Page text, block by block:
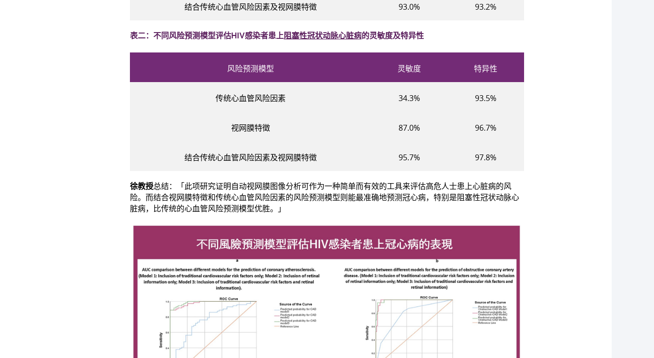
结合传统心血管风险因素及视网膜特徵 93.0% 93.2%
表二：不同风险预测模型评估HIV感染者患上阻塞性冠状动脉心脏病的灵敏度及特异性
风险预测模型 灵敏度 特异性
传统心血管风险因素 34.3% 93.5%
视网膜特徵 87.0% 96.7%
结合传统心血管风险因素及视网膜特徵 95.7% 97.8%
徐教授总结：「此项研究证明自动视网膜图像分析可作为一种简单而有效的工具来评估高危人士患上心脏病的风
险。而结合视网膜特徵和传统心血管风险因素的风险预测模型则能最准确地预测冠心病，特别是阻塞性冠状动脉心
脏病，比传统的心血管风险预测模型优胜。」